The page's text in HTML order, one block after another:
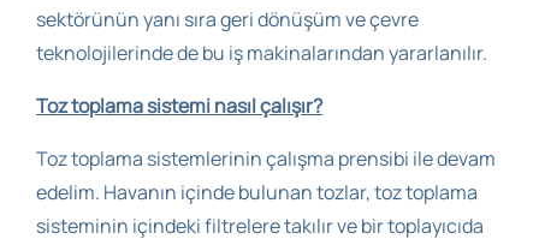
sektörünün yanı sıra geri dönüşüm ve çevre
teknolojilerinde de bu iş makinalarından yararlanılır.
Toz toplama sistemi nasıl çalışır?
Toz toplama sistemlerinin çalışma prensibi ile devam
edelim. Havanın içinde bulunan tozlar, toz toplama
sisteminin içindeki filtrelere takılır ve bir toplayıcıda